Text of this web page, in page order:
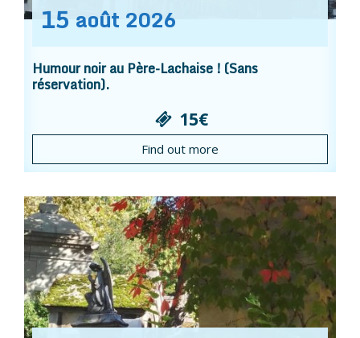
15 août 2026
Humour noir au Père-Lachaise ! (Sans
réservation).
15€
Find out more